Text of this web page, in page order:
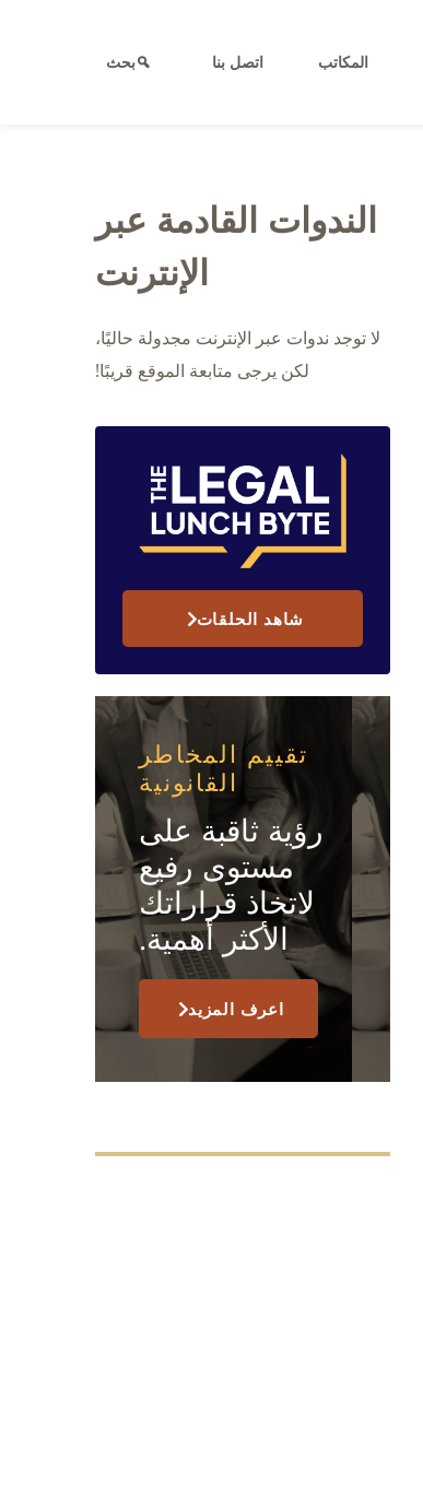
المكاتب اتصل بنا بحث
الندوات القادمة عبر
الإنترنت
لا توجد ندوات عبر الإنترنت مجدولة حاليًا،
لكن يرجى متابعة الموقع قريبًا!
شاهد الحلقات
تقييم المخاطر
القانونية
رؤية ثاقبة على
مستوى رفيع
لاتخاذ قراراتك
الأكثر أهمية.
اعرف المزيد